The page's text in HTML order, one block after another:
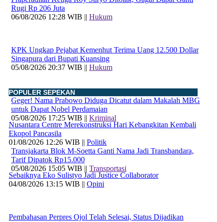
Rugi Rp 206 Juta
06/08/2026 12:28 WIB || Hukum
KPK Ungkap Pejabat Kemenhut Terima Uang 12.500 Dollar
Singapura dari Bupati Kuansing
05/08/2026 20:37 WIB || Hukum
Geger! Nama Prabowo Diduga Dicatut dalam Makalah MBG
untuk Dapat Nobel Perdamaian
05/08/2026 17:25 WIB || Kriminal
Transjakarta Blok M-Soetta Ganti Nama Jadi Transbandara,
Tarif Dipatok Rp15.000
05/08/2026 15:05 WIB || Transportasi
POPULER SEPEKAN
Nusantara Centre Merekonstruksi Hari Kebangkitan Kembali
Ekopol Pancasila
01/08/2026 12:26 WIB || Politik
Sebaiknya Eko Sulistyo Jadi Justice Collaborator
04/08/2026 13:15 WIB || Opini
Pembahasan Perpres Ojol Telah Selesai, Status Dijadikan